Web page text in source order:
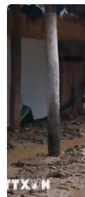
03/08/2026 05:45
Độc đáo
tại Lễ hội
02/08/2026
Lễ hội Cầu
đậm nét văn